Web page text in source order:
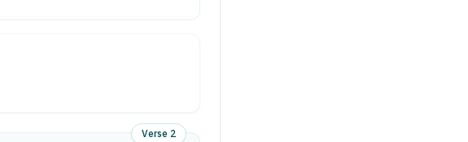
Verse 2